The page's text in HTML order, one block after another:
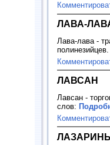
ЛАВА-
Лава-лава -
ЛАВСАН
Лавсан -
слов: